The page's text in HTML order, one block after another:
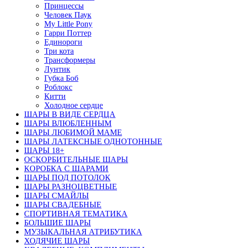
Принцессы
Человек Паук
My Little Pony
Гарри Поттер
Единороги
Три кота
Трансформеры
Лунтик
Губка Боб
Роблокс
Китти
Холодное сердце
ШАРЫ В ВИДЕ СЕРДЦА
ШАРЫ ВЛЮБЛЕННЫМ
ШАРЫ ЛЮБИМОЙ МАМЕ
ШАРЫ ЛАТЕКСНЫЕ ОДНОТОННЫЕ
ШАРЫ 18+
ОСКОРБИТЕЛЬНЫЕ ШАРЫ
КОРОБКА С ШАРАМИ
ШАРЫ ПОД ПОТОЛОК
ШАРЫ РАЗНОЦВЕТНЫЕ
ШАРЫ СМАЙЛЫ
ШАРЫ СВАДЕБНЫЕ
СПОРТИВНАЯ ТЕМАТИКА
БОЛЬШИЕ ШАРЫ
МУЗЫКАЛЬНАЯ АТРИБУТИКА
ХОДЯЧИЕ ШАРЫ